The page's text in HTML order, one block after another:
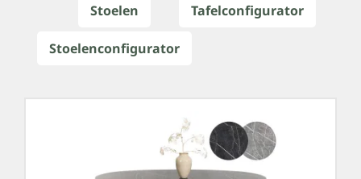
Stoelen Tafelconfigurator
Stoelenconfigurator